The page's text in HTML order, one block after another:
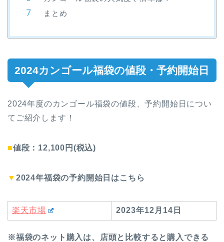
まとめ
2024カンゴール福袋の値段・予約開始日
2024年度のカンゴール福袋の値段、予約開始日につい
てご紹介します！
■値段：12,100円(税込)
▼ 2024年福袋の予約開始日はこちら
楽天市場 2023年12月14日
※福袋のネット購入は、店頭と比較すると購入できる